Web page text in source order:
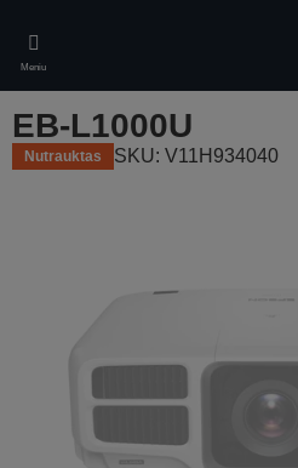
main
content
Meniu
EB-L1000U
Nutrauktas SKU: V11H934040